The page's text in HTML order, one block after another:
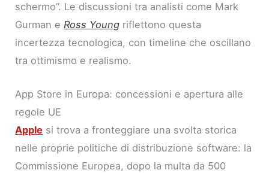
schermo”. Le discussioni tra analisti come Mark
Gurman eRoss Young riflettono questa
incertezza tecnologica, con timeline che oscillano
tra ottimismo e realismo.
App Store in Europa: concessioni e apertura alle
regole UE
Apple si trova a fronteggiare una svolta storica
nelle proprie politiche di distribuzione software: la
Commissione Europea, dopo la multa da 500